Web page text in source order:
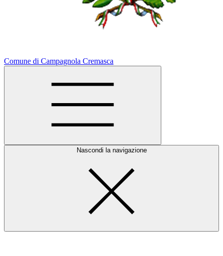
Comune di Campagnola Cremasca
Nascondi la navigazione